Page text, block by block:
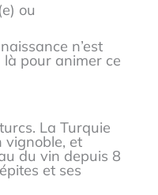
ou
n’est
pour animer ce
La Turquie
vignoble, et
du vin depuis 8
et ses